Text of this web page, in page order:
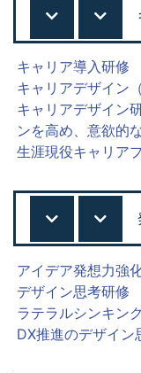
キャリア導入研修
キャリアデザイン
キャリアデザイン
ンを高め、意欲的
生涯現役キャリア
アイデア発想力強
デザイン思考研修
ラテラルシンキン
DX推進のデザイン